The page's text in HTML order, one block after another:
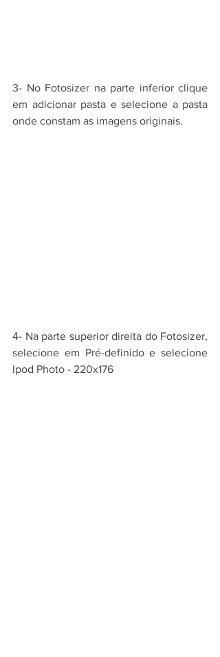
3- No Fotosizer na parte inferior clique
em adicionar pasta e selecione a pasta
onde constam as imagens originais.
4- Na parte superior direita do Fotosizer,
selecione em Pré-definido e selecione
Ipod Photo - 220x176